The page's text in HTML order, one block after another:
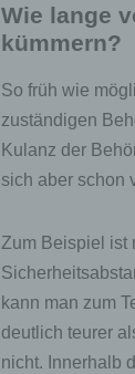
Wie lange
kümmern?
So früh wie
zuständigen
Kulanz der
sich aber schon
Zum Beispiel ist
kann man zum
deutlich teurer
nicht. Innerhalb